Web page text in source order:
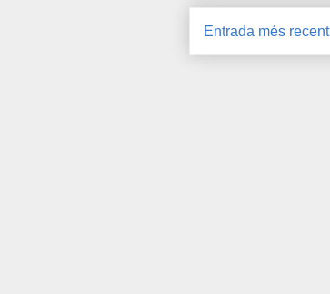
Entrada més recent